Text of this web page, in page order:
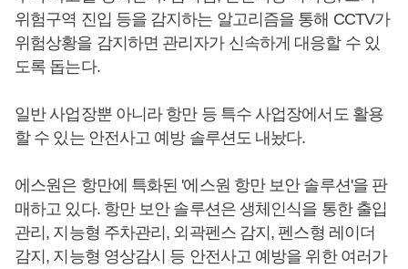
위험구역 진입 등을 감지하는 알고리즘을 통해 CCTV가
위험상황을 감지하면 관리자가 신속하게 대응할 수 있
도록 돕는다.
일반 사업장뿐 아니라 항만 등 특수 사업장에서도 활용
할 수 있는 안전사고 예방 솔루션도 내놨다.
에스원은 항만에 특화된 '에스원 항만 보안 솔루션'을 판
매하고 있다. 항만 보안 솔루션은 생체인식을 통한 출입
관리, 지능형 주차관리, 외곽펜스 감지, 펜스형 레이더
감지, 지능형 영상감시 등 안전사고 예방을 위한 여러가